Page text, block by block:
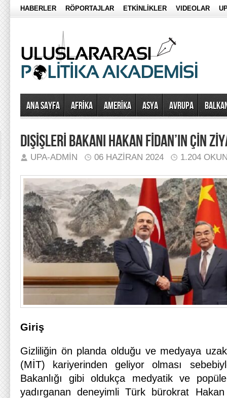
HABERLER RÖPORTAJLAR ETKİNLİKLER VIDEOLAR
Ana Sayfa AFRİKA AMERİKA ASYA AVRUPA
DIŞİŞLERİ BAKANI HAKAN FİDAN’IN ÇİN
UPA-ADMIN 06 HAZIRAN 2024 1.204
Giriş
Gizliliğin ön planda olduğu ve medyaya
(MİT) kariyerinden geliyor olması
Bakanlığı gibi oldukça medyatik ve
yadırganan deneyimli Türk bürokrat